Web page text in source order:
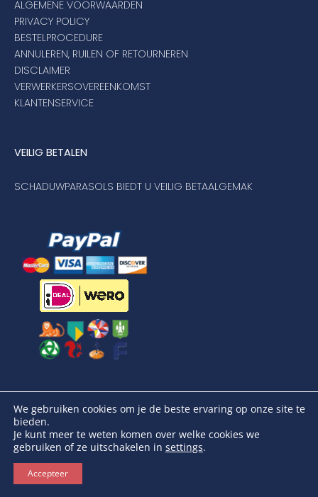
ALGEMENE VOORWAARDEN
PRIVACY POLICY
BESTELPROCEDURE
ANNULEREN, RUILEN OF RETOURNEREN
DISCLAIMER
VERWERKERSOVEREENKOMST
KLANTENSERVICE
VEILIG BETALEN
SCHADUWPARASOLS BIEDT U VEILIG BETAALGEMAK
VOLG ONS
We gebruiken cookies om je de beste ervaring op onze site te
bieden.
Je kunt meer te weten komen over welke cookies we
gebruiken of ze uitschakelen in settings.
Accepteer